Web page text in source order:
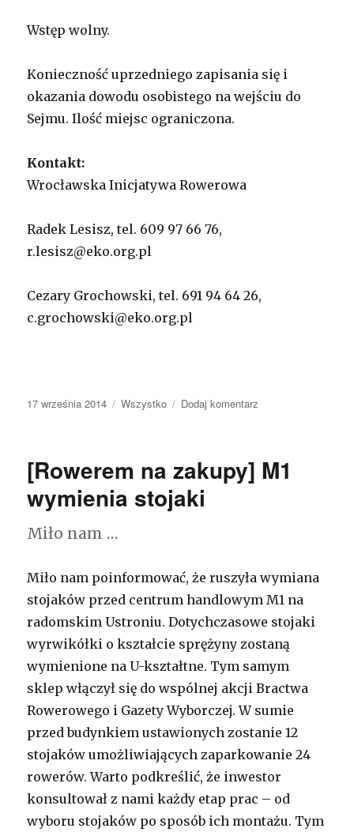
Wstęp wolny.
Konieczność uprzedniego zapisania się i
okazania dowodu osobistego na wejściu do
Sejmu. Ilość miejsc ograniczona.
Kontakt:
Wrocławska Inicjatywa Rowerowa
Radek Lesisz, tel. 609 97 66 76,
r.lesisz@eko.org.pl
Cezary Grochowski, tel. 691 94 64 26,
c.grochowski@eko.org.pl
Opublikowano
17 września 2014 Kategorie
Wszystko Dodaj komentarz
Ruchu
[Rowerem na zakupy] M1
wymienia stojaki
Miło nam …
Miło nam poinformować, że ruszyła wymiana
stojaków przed centrum handlowym M1 na
radomskim Ustroniu. Dotychczasowe stojaki
wyrwikółki o kształcie sprężyny zostaną
wymienione na U-kształtne. Tym samym
sklep włączył się do wspólnej akcji Bractwa
Rowerowego i Gazety Wyborczej. W sumie
przed budynkiem ustawionych zostanie 12
stojaków umożliwiających zaparkowanie 24
rowerów. Warto podkreślić, że inwestor
konsultował z nami każdy etap prac – od
wyboru stojaków po sposób ich montażu. Tym